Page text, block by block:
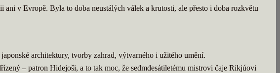
v Evropě. Byla to doba neustálých válek a krutosti, ale přesto i doba rozkvětu
architektury, tvorby zahrad, výtvarného i užitého umění.
– patron Hidejoši, a to tak moc, že sedmdesátiletému mistrovi čaje Rikjúovi